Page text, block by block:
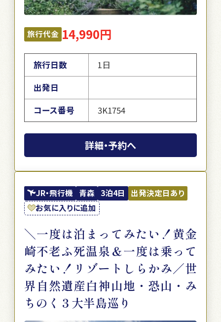
旅行代金 14,990円
旅行日数
1日
出発日
コース番号
3K1754
詳細・予約へ
JR・飛行機 青森 3泊4日
出発決定日あり
お気に入りに追加
＼一度は泊まってみたい！黄金
崎不老ふ死温泉＆一度は乗って
みたい！リゾートしらかみ／世
界自然遺産白神山地・恐山・み
ちのく３大半島巡り